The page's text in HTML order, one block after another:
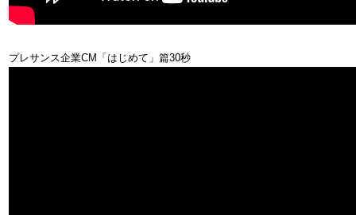
プレサンス企業CM「はじめて」篇30秒